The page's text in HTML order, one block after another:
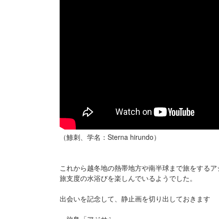
（鯵刺、学名：Sterna hirundo）
これから越冬地の熱帯地方や南半球まで旅をする
旅支度の水浴びを楽しんでいるようでした。
出会いを記念して、静止画を切り出しておきます